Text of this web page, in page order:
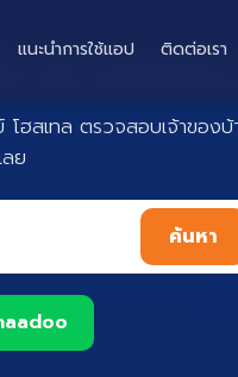
แนะนำการใช้แอป ติดต่อเรา
กับ
สเทล ตรวจสอบเจ้าของบ้
ย
ค้นหา